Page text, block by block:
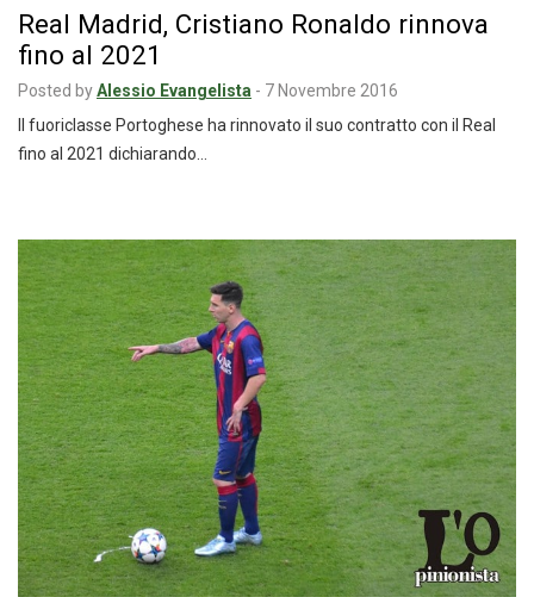
Real Madrid, Cristiano Ronaldo rinnova
fino al 2021
Posted byAlessio Evangelista - 7 Novembre 2016
Il fuoriclasse Portoghese ha rinnovato il suo contratto con il Real
fino al 2021 dichiarando…